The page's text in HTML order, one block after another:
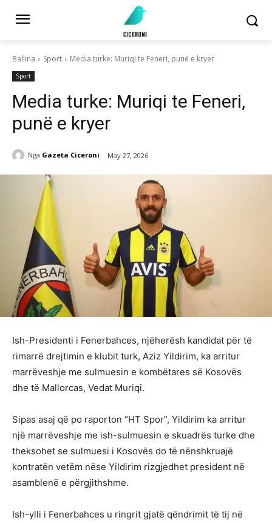
Ballina Sport Media turke: Muriqi te Feneri, punë e kryer
Sport
Media turke: Muriqi te Feneri,
punë e kryer
Nga Gazeta Ciceroni May 27, 2026
Ish-Presidenti i Fenerbahces, njëherësh kandidat për të
rimarrë drejtimin e klubit turk, Aziz Yildirim, ka arritur
marrëveshje me sulmuesin e kombëtares së Kosovës
dhe të Mallorcas, Vedat Muriqi.
Sipas asaj që po raporton “HT Spor”, Yildirim ka arritur
një marrëveshje me ish-sulmuesin e skuadrës turke dhe
theksohet se sulmuesi i Kosovës do të nënshkruajë
kontratën vetëm nëse Yildirim rizgjedhet president në
asamblenë e përgjithshme.
Ish-ylli i Fenerbahces u ringrit gjatë qëndrimit të tij në